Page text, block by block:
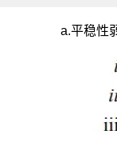
a.平稳性